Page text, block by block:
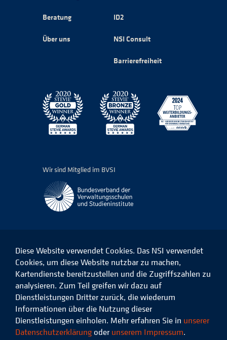
Beratung
Über uns
ID2
NSI Consult
Barrierefreiheit
Wir sind Mitglied im BVSI
Das
NSI
Facebook
Das
NSI
auf
LinkedIn
Das
NSI
auf
Instagram
Das
Xing
Datenschutz Impressum
Diese Website verwendet Cookies. Das NSI verwendet
Cookies, um diese Website nutzbar zu machen,
Kartendienste bereitzustellen und die Zugriffszahlen zu
analysieren. Zum Teil greifen wir dazu auf
Dienstleistungen Dritter zurück, die wiederum
Informationen über die Nutzung dieser
Dienstleistungen einholen. Mehr erfahren Sie in unserer
Datenschutzerklärung oder unserem Impressum.